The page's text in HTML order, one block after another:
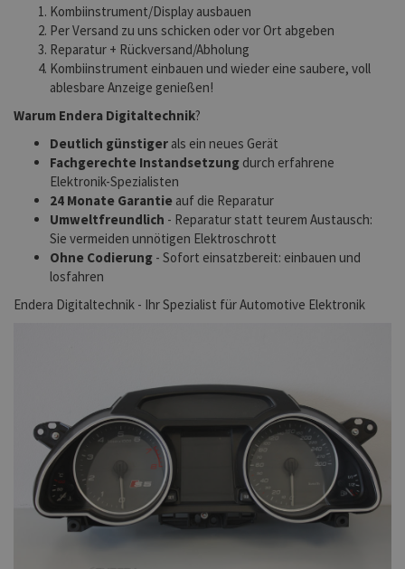
Kombiinstrument/Display ausbauen
Per Versand zu uns schicken oder vor Ort abgeben
Reparatur + Rückversand/Abholung
Kombiinstrument einbauen und wieder eine saubere, voll
ablesbare Anzeige genießen!
Warum Endera Digitaltechnik?
Deutlich günstiger als ein neues Gerät
Fachgerechte Instandsetzung durch erfahrene
Elektronik-Spezialisten
24 Monate Garantie auf die Reparatur
Umweltfreundlich - Reparatur statt teurem Austausch:
Sie vermeiden unnötigen Elektroschrott
Ohne Codierung - Sofort einsatzbereit: einbauen und
losfahren
Endera Digitaltechnik - Ihr Spezialist für Automotive Elektronik